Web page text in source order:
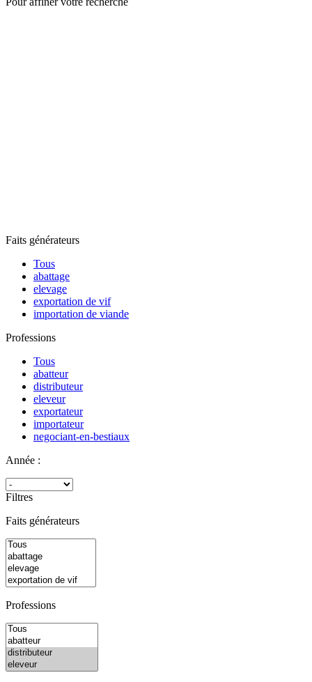
Faits générateurs
Tous
abattage
elevage
exportation de vif
importation de viande
Professions
Tous
abatteur
distributeur
eleveur
exportateur
importateur
negociant-en-bestiaux
Année :
Filtres
Faits générateurs
Professions